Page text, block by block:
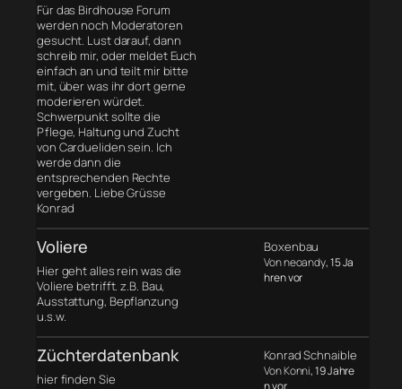
Für das Birdhouse Forum
werden noch Moderatoren
gesucht. Lust darauf, dann
schreib mir, oder meldet Euch
einfach an und teilt mir bitte
mit, über was ihr dort gerne
moderieren würdet.
Schwerpunkt sollte die
Pflege, Haltung und Zucht
von Cardueliden sein. Ich
werde dann die
entsprechenden Rechte
vergeben. Liebe Grüsse
Konrad
Voliere
Hier geht alles rein was die
Voliere betrifft. z.B. Bau,
Ausstattung, Bepflanzung
u.s.w.
Boxenbau
Von neoandy, 15 Ja
hren vor
Züchterdatenbank
hier finden Sie
Konrad Schnaible
Von Konni, 19 Jahre